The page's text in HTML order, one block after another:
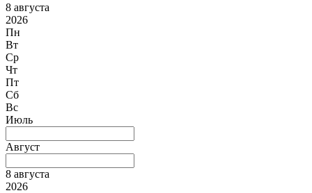
8 августа
2026
Пн
Вт
Ср
Чт
Пт
Сб
Вс
Июль
Август
8 августа
2026